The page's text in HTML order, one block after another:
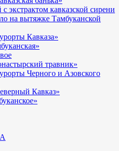
экстрактом кавказской сирени
на вытяжке Тамбуканской
Кавказа»
травник»
Черного и Азовского
Кавказ»